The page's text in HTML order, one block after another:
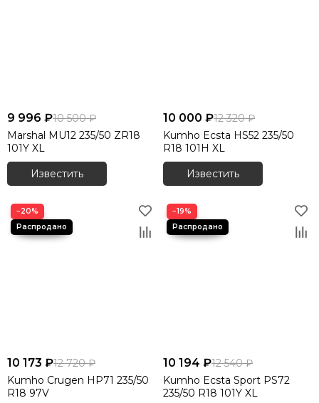
9 996 ₽10 500 ₽
Marshal MU12 235/50 ZR18
101Y XL
Известить
10 000 ₽12 320 ₽
Kumho Ecsta HS52 235/50
R18 101H XL
Известить
−20%
10 173 ₽12 720 ₽
Kumho Crugen HP71 235/50
R18 97V
−19%
10 194 ₽12 540 ₽
Kumho Ecsta Sport PS72
235/50 R18 101Y XL